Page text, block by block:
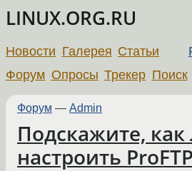
LINUX.ORG.RU
Новости Галерея Статьи
Форум Опросы Трекер Поиск
Форум — Admin
Подскажите,
настроить